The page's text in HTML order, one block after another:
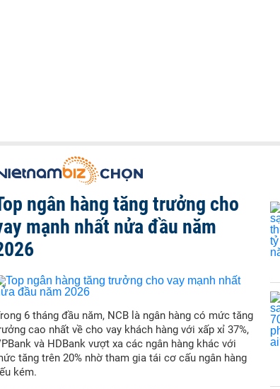
ngân hàng tăng trưởng cho
mạnh nhất nửa đầu năm
6 tháng đầu năm, NCB là ngân hàng có mức tăng
cao nhất về cho vay khách hàng với xấp xỉ 37%,
và HDBank vượt xa các ngân hàng khác với
tăng trên 20% nhờ tham gia tái cơ cấu ngân hàng
kém.